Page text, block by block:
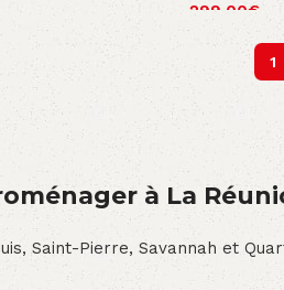
299.00€
1
à La
Saint-Pierre, Savannah et